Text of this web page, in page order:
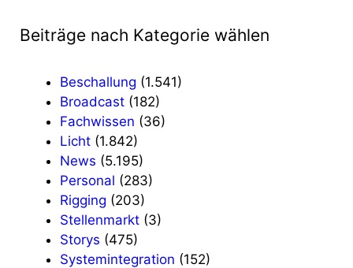
Beiträge nach Kategorie wählen
Beschallung (1.541)
Broadcast (182)
Fachwissen (36)
Licht (1.842)
News (5.195)
Personal (283)
Rigging (203)
Stellenmarkt (3)
Storys (475)
Systemintegration (152)